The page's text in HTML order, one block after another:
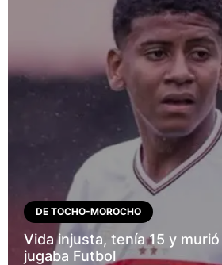
DE TOCHO-MOROCHO
Vida injusta, tenía 15 y
jugaba Futbol